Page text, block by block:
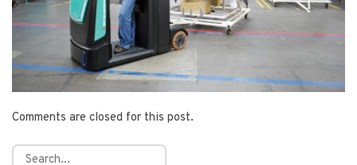
Comments are closed for this post.